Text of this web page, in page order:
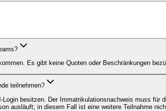
Es gibt keine Quoten oder Beschränkungen
teilnehmen?
besitzen. Der Immatrikulationsnachweis muss für
ausläuft; in diesem Fall ist eine weitere Teilnahme